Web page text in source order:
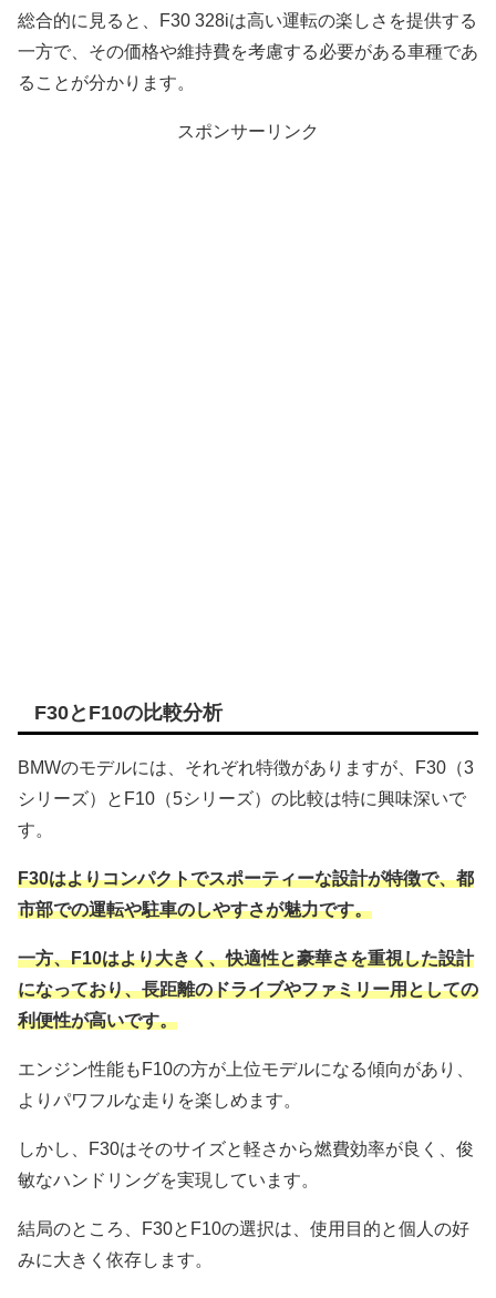
総合的に見ると、F30 328iは高い運転の楽しさを提供する
一方で、その価格や維持費を考慮する必要がある車種であ
ることが分かります。
スポンサーリンク
F30とF10の比較分析
BMWのモデルには、それぞれ特徴がありますが、F30（3
シリーズ）とF10（5シリーズ）の比較は特に興味深いで
す。
F30はよりコンパクトでスポーティーな設計が特徴で、都
市部での運転や駐車のしやすさが魅力です。
一方、F10はより大きく、快適性と豪華さを重視した設計
になっており、長距離のドライブやファミリー用としての
利便性が高いです。
エンジン性能もF10の方が上位モデルになる傾向があり、
よりパワフルな走りを楽しめます。
しかし、F30はそのサイズと軽さから燃費効率が良く、俊
敏なハンドリングを実現しています。
結局のところ、F30とF10の選択は、使用目的と個人の好
みに大きく依存します。